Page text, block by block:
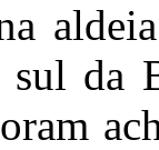
sul da